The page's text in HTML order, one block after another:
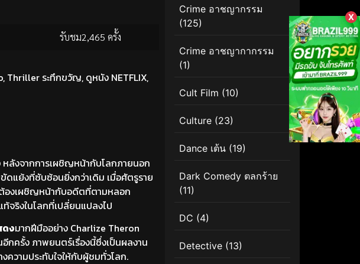
รับชม2,465 ครั้ง
, Thriller ระทึกขวัญ, ดูหนัง NETFLIX,
ลังจากการเผชิญหน้ากับโลกภายนอก
ดแย้งที่ซับซ้อนยิ่งกว่าเดิม เมื่อศัตรูราย
องเผชิญหน้ากับอดีตที่ตามหลอก
จริงในโลกที่เปลี่ยนแปลงไป
งมากฝีมืออย่าง Charlize Theron
กครั้ง ภาพยนตร์เรื่องนี้ซึ่งเป็นผลงาน
ความประทับใจให้กับผู้ชมทั่วโลก.
Crime อาชญากรรม
(125)
Crime อาชญากากรรม
(1)
Cult Film (10)
Culture (23)
Dance เต้น (19)
Dark Comedy ตลกร้าย
(11)
DC (4)
Detective (13)
X